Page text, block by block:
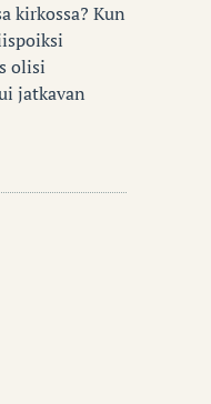
kirkossa? Kun
olisi
jatkavan